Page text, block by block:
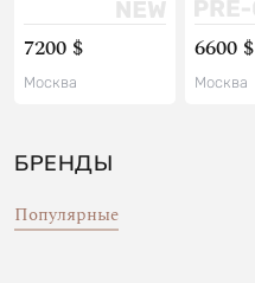
7200 $
Москва
6600 $
Москва
БРЕНДЫ
Популярные